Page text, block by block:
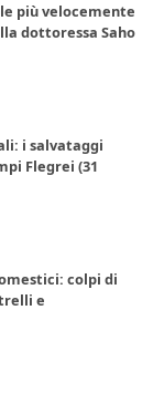
più velocemente
dottoressa Saho
i salvataggi
Flegrei (31
colpi di
e